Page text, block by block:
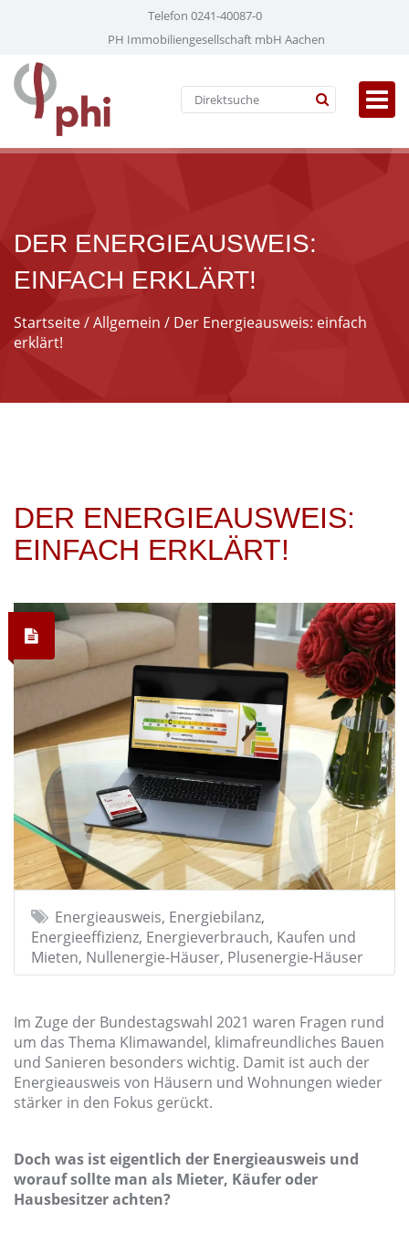
Telefon 0241-40087-0
PH Immobiliengesellschaft mbH Aachen
DER ENERGIEAUSWEIS:
EINFACH ERKLÄRT!
Startseite/Allgemein / Der Energieausweis: einfach
erklärt!
DER ENERGIEAUSWEIS:
EINFACH ERKLÄRT!
Energieausweis, Energiebilanz,
Energieeffizienz, Energieverbrauch, Kaufen und
Mieten, Nullenergie-Häuser, Plusenergie-Häuser
Im Zuge der Bundestagswahl 2021 waren Fragen rund
um das Thema Klimawandel, klimafreundliches Bauen
und Sanieren besonders wichtig. Damit ist auch der
Energieausweis von Häusern und Wohnungen wieder
stärker in den Fokus gerückt.
Doch was ist eigentlich der Energieausweis und
worauf sollte man als Mieter, Käufer oder
Hausbesitzer achten?